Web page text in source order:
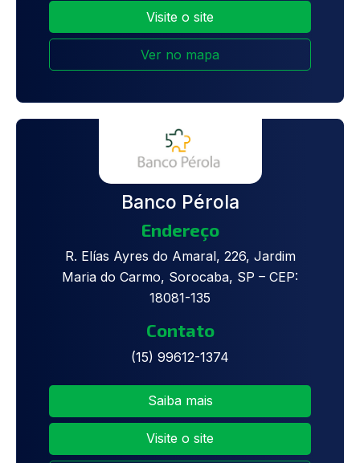
Visite o site
Ver no mapa
Banco Pérola
Endereço
R. Elías Ayres do Amaral, 226, Jardim
Maria do Carmo, Sorocaba, SP – CEP:
18081-135
Contato
(15) 99612-1374
Saiba mais
Visite o site